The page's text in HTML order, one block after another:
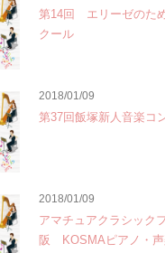
第14回 エリーゼのた
クール
2018/01/09
第37回飯塚新人音楽コ
2018/01/09
アマチュアクラシック
阪 KOSMAピアノ・声